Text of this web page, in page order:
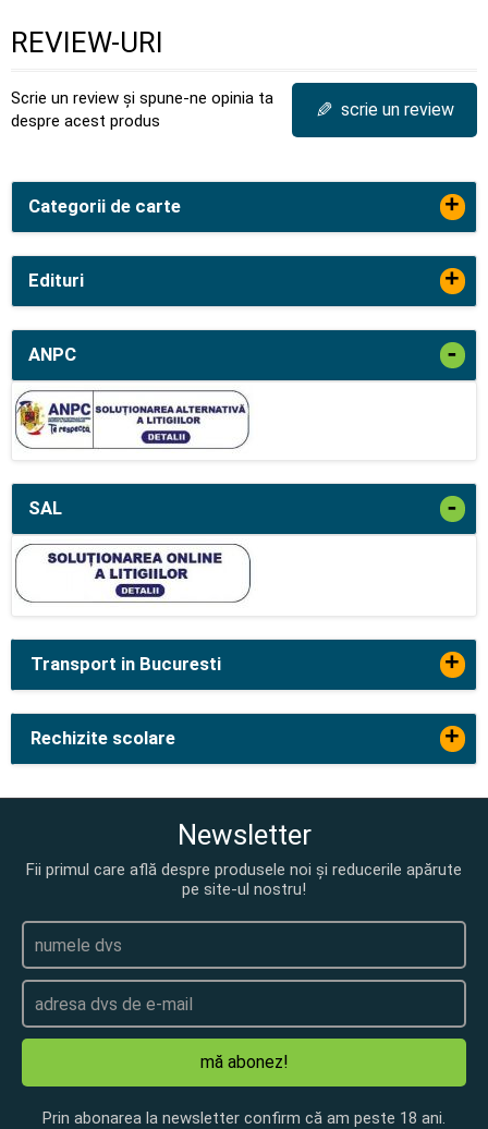
Categorii de carte +
Edituri +
ANPC -
SAL -
REVIEW-URI
Scrie un review și spune-ne opinia ta
despre acest produs
✎ scrie un review
Transport in Bucuresti +
Rechizite scolare +
Newsletter
Fii primul care află despre produsele noi și reducerile apărute
pe site-ul nostru!
mă abonez!
Prin abonarea la newsletter confirm că am peste 18 ani.